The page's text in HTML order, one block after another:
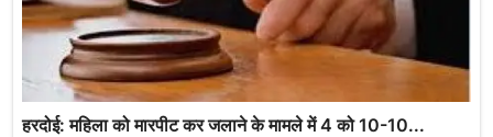
हरदोई: महिला को मारपीट कर जलाने के मामले में 4 को 10-10...